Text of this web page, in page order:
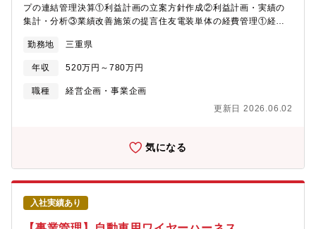
プの連結管理決算①利益計画の立案方針作成②利益計画・実績の
集計・分析③業績改善施策の提言住友電装単体の経費管理①経費
策の提言
勤務地 三重県
年収 520万円～780万円
職種
経営企画・事業企画
更新日 2026.06.02
気になる
入社実績あり